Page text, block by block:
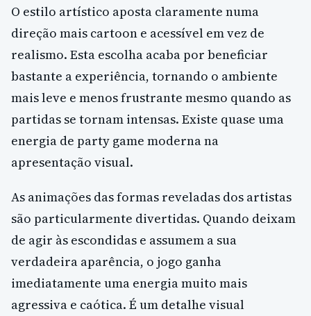
O estilo artístico aposta claramente numa
direção mais cartoon e acessível em vez de
realismo. Esta escolha acaba por beneficiar
bastante a experiência, tornando o ambiente
mais leve e menos frustrante mesmo quando as
partidas se tornam intensas. Existe quase uma
energia de party game moderna na
apresentação visual.
As animações das formas reveladas dos artistas
são particularmente divertidas. Quando deixam
de agir às escondidas e assumem a sua
verdadeira aparência, o jogo ganha
imediatamente uma energia muito mais
agressiva e caótica. É um detalhe visual